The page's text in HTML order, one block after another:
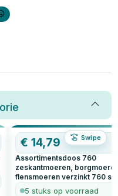
Swipe
€14,79
Assortimentsdoos 760
zeskantmoeren,
flensmoeren verzinkt 760
5 stuks op voorraad